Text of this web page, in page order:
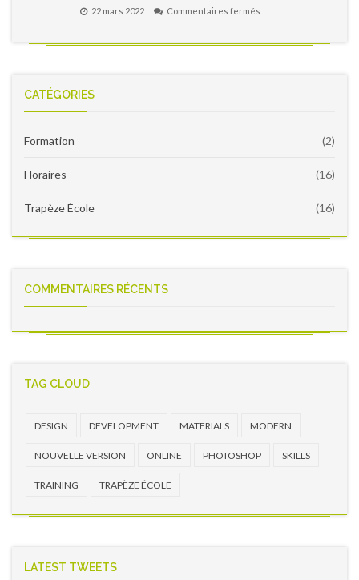
Québec!
Notes
version
22 mars 2022 Commentaires fermés
2022
CATÉGORIES
Formation (2)
Horaires (16)
Trapèze École (16)
COMMENTAIRES RÉCENTS
TAG CLOUD
DESIGN DEVELOPMENT MATERIALS MODERN
NOUVELLE VERSION ONLINE PHOTOSHOP SKILLS
TRAINING TRAPÈZE ÉCOLE
LATEST TWEETS